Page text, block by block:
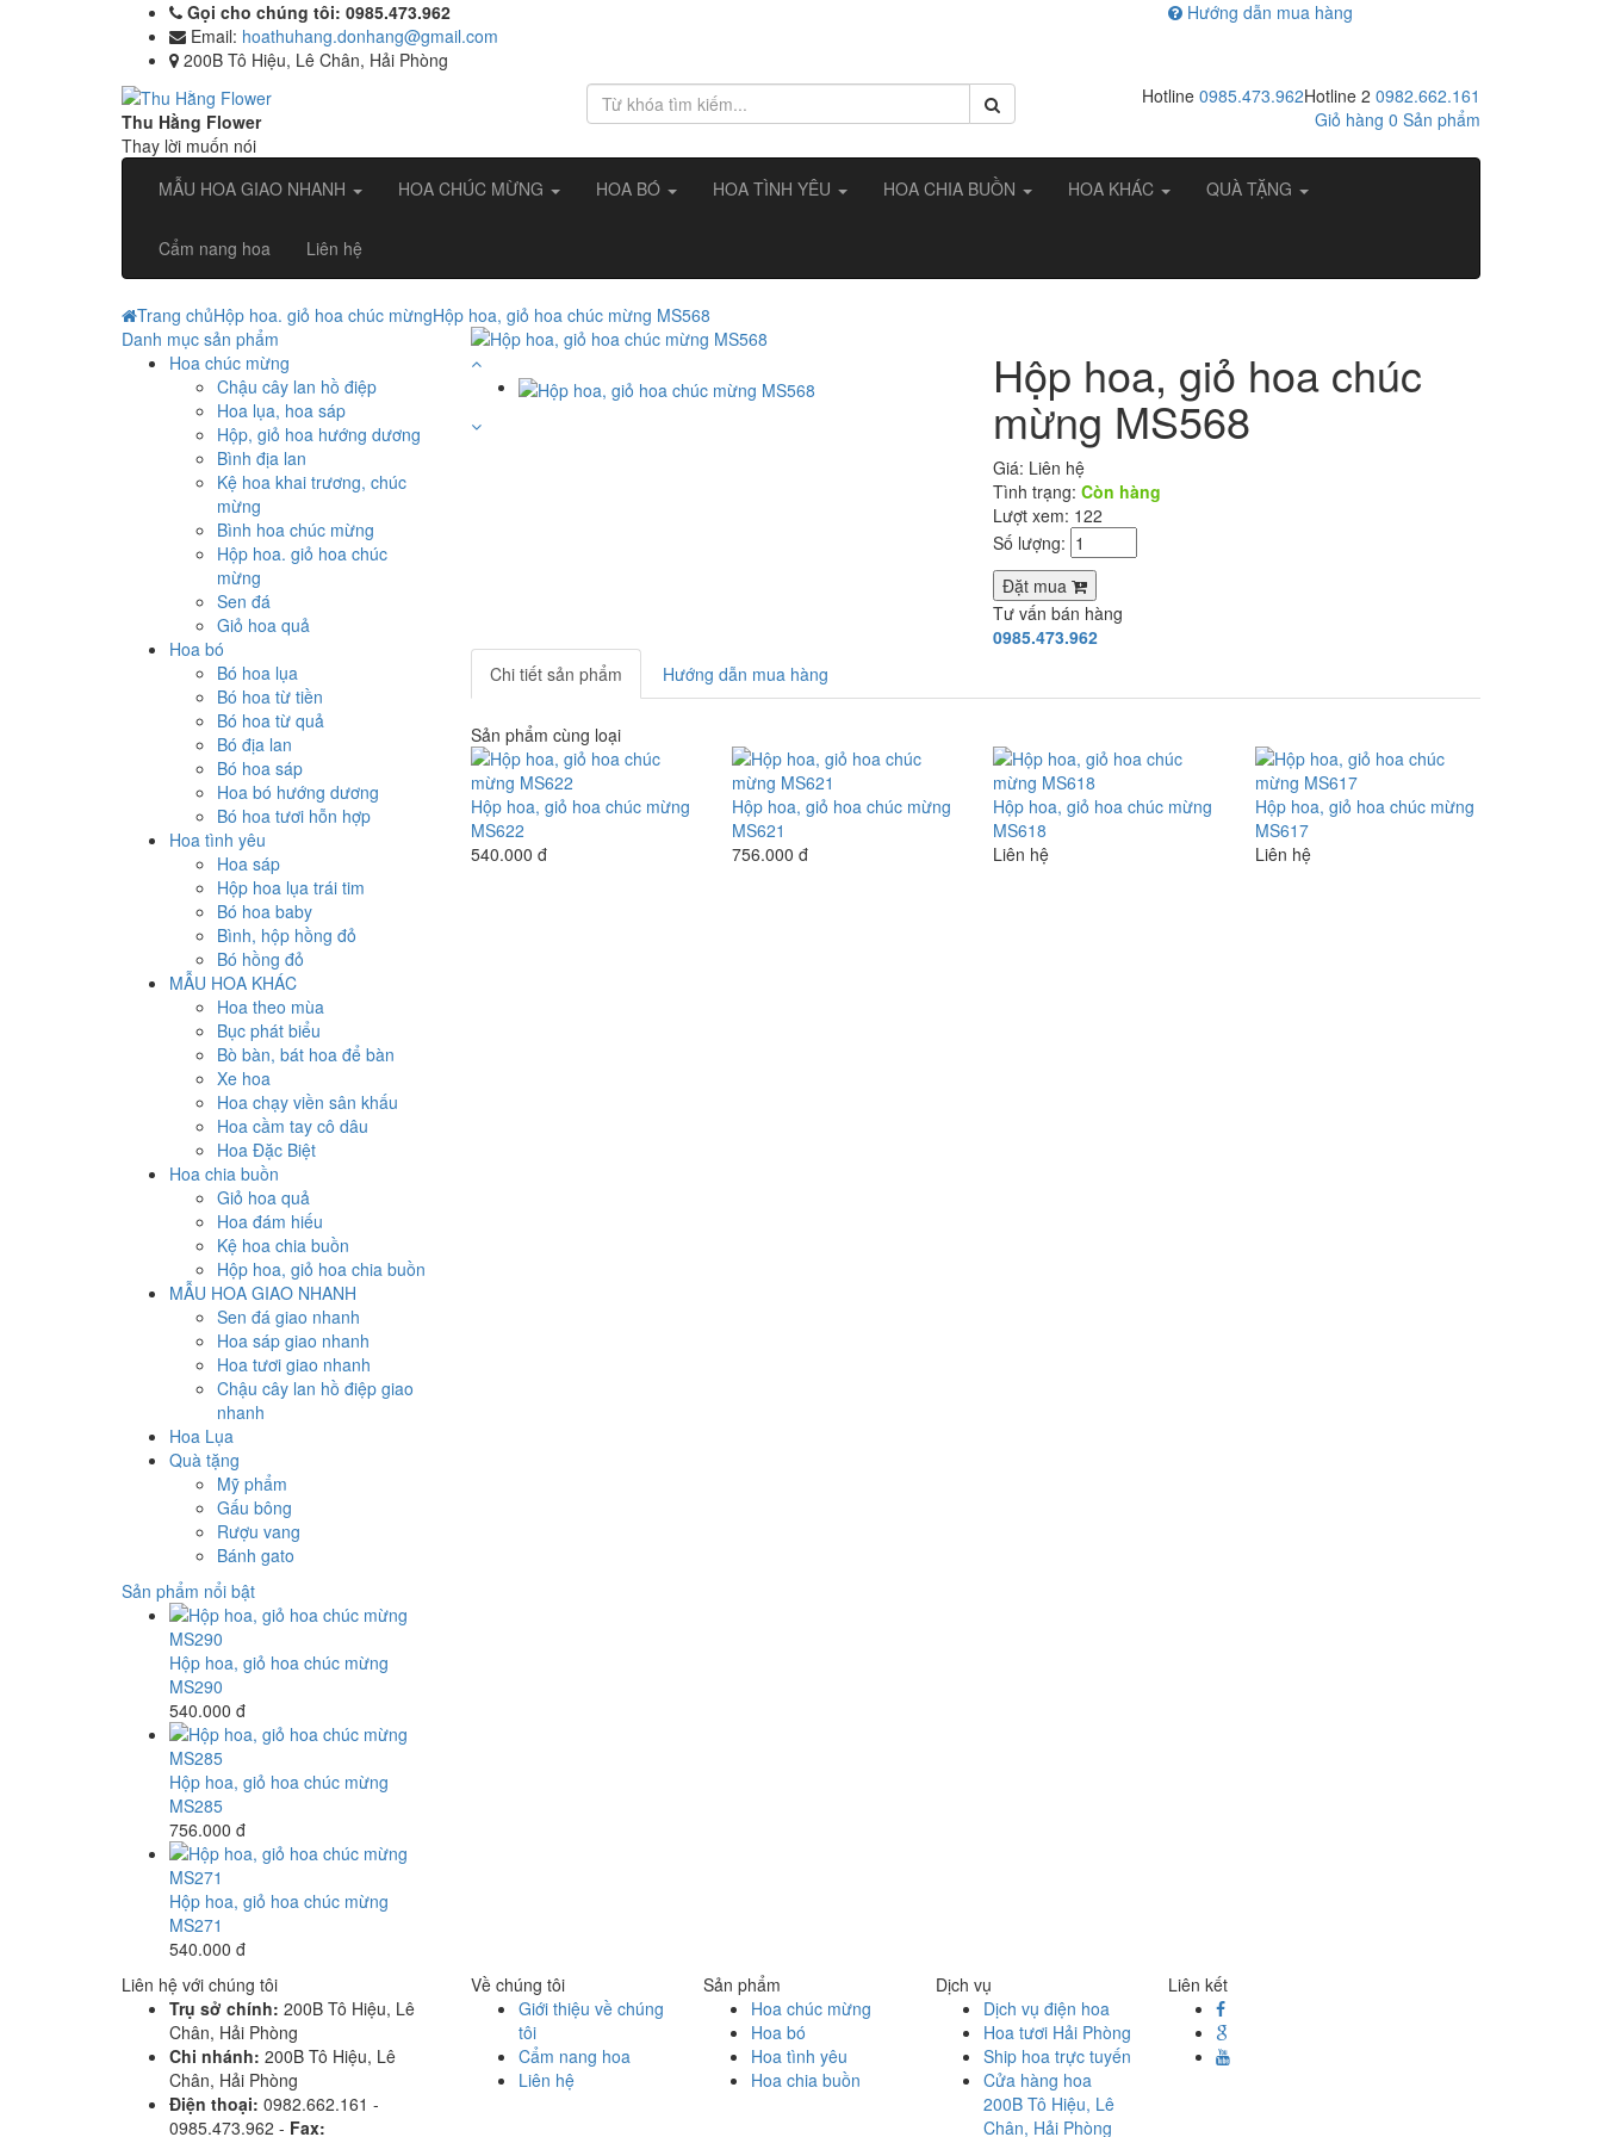
Gọi cho chúng tôi: 0985.473.962
Email: hoathuhang.donhang@gmail.com
200B Tô Hiệu, Lê Chân, Hải Phòng
Hướng dẫn mua hàng
Thu Hằng Flower
Thay lời muốn nói
Hotline 2 0982.662.161
Hotline 0985.473.962
Giỏ hàng 0 Sản phẩm
MẪU HOA GIAO NHANH HOA CHÚC MỪNG HOA BÓ HOA TÌNH YÊU HOA CHIA BUỒN HOA KHÁC QUÀ TẶNG
Cẩm nang hoa Liên hệ
Trang chủHộp hoa. giỏ hoa chúc mừngHộp hoa, giỏ hoa chúc mừng MS568
Hộp hoa, giỏ hoa chúc
mừng MS568
Giá: Liên hệ
Tình trạng:Còn hàng
Lượt xem: 122
Số lượng:
Đặt mua
Tư vấn bán hàng
0985.473.962
Chi tiết sản phẩm
Hướng dẫn mua hàng
Sản phẩm cùng loại
Hộp hoa, giỏ hoa chúc mừng
MS622
540.000 đ
Hộp hoa, giỏ hoa chúc mừng
MS621
756.000 đ
Hộp hoa, giỏ hoa chúc mừng
MS618
Liên hệ
Hộp hoa, giỏ hoa chúc mừng
MS617
Liên hệ
Danh mục sản phẩm
Hoa chúc mừng
Chậu cây lan hồ điệp
Hoa lụa, hoa sáp
Hộp, giỏ hoa hướng dương
Bình địa lan
Kệ hoa khai trương, chúc
mừng
Bình hoa chúc mừng
Hộp hoa. giỏ hoa chúc
mừng
Sen đá
Giỏ hoa quả
Hoa bó
Bó hoa lụa
Bó hoa từ tiền
Bó hoa từ quả
Bó địa lan
Bó hoa sáp
Hoa bó hướng dương
Bó hoa tươi hỗn hợp
Hoa tình yêu
Hoa sáp
Hộp hoa lụa trái tim
Bó hoa baby
Bình, hộp hồng đỏ
Bó hồng đỏ
MẪU HOA KHÁC
Hoa theo mùa
Bục phát biểu
Bò bàn, bát hoa để bàn
Xe hoa
Hoa chạy viền sân khấu
Hoa cầm tay cô dâu
Hoa Đặc Biệt
Hoa chia buồn
Giỏ hoa quả
Hoa đám hiếu
Kệ hoa chia buồn
Hộp hoa, giỏ hoa chia buồn
MẪU HOA GIAO NHANH
Sen đá giao nhanh
Hoa sáp giao nhanh
Hoa tươi giao nhanh
Chậu cây lan hồ điệp giao
nhanh
Hoa Lụa
Quà tặng
Mỹ phẩm
Gấu bông
Rượu vang
Bánh gato
Sản phẩm nổi bật
Hộp hoa, giỏ hoa chúc mừng
MS290
540.000 đ
Hộp hoa, giỏ hoa chúc mừng
MS285
756.000 đ
Hộp hoa, giỏ hoa chúc mừng
MS271
540.000 đ
Liên hệ với chúng tôi
Trụ sở chính: 200B Tô Hiệu, Lê
Chân, Hải Phòng
Chi nhánh: 200B Tô Hiệu, Lê
Chân, Hải Phòng
Điện thoại: 0982.662.161 -
0985.473.962 - Fax:
Về chúng tôi
Giới thiệu về chúng
tôi
Cẩm nang hoa
Liên hệ
Sản phẩm
Hoa chúc mừng
Hoa bó
Hoa tình yêu
Hoa chia buồn
Dịch vụ
Dịch vụ điện hoa
Hoa tươi Hải Phòng
Ship hoa trực tuyến
Cửa hàng hoa
200B Tô Hiệu, Lê
Chân, Hải Phòng
Liên kết